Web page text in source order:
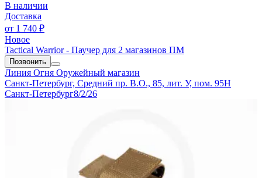
В наличии
Доставка
от 1 740 ₽
Новое
Tactical Warrior - Паучер для 2 магазинов ПМ
Позвонить
Линия Огня Оружейный магазин
Санкт-Петербург, Средний пр. В.О., 85, лит. У, пом. 95Н
Санкт-Петербург8/2/26